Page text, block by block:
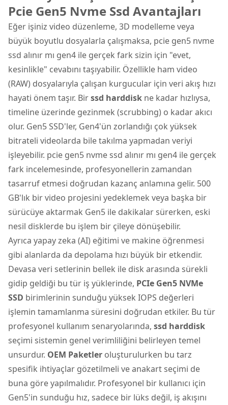
Pcie Gen5 Nvme Ssd Avantajları
Eğer işiniz video düzenleme, 3D modelleme veya
büyük boyutlu dosyalarla çalışmaksa, pcie gen5 nvme
ssd alınır mı gen4 ile gerçek fark sizin için "evet,
kesinlikle" cevabını taşıyabilir. Özellikle ham video
(RAW) dosyalarıyla çalışan kurgucular için veri akış hızı
hayati önem taşır. Birssd harddisk ne kadar hızlıysa,
timeline üzerinde gezinmek (scrubbing) o kadar akıcı
olur. Gen5 SSD'ler, Gen4'ün zorlandığı çok yüksek
bitrateli videolarda bile takılma yapmadan veriyi
işleyebilir. pcie gen5 nvme ssd alınır mı gen4 ile gerçek
fark incelemesinde, profesyonellerin zamandan
tasarruf etmesi doğrudan kazanç anlamına gelir. 500
GB'lık bir video projesini yedeklemek veya başka bir
sürücüye aktarmak Gen5 ile dakikalar sürerken, eski
nesil disklerde bu işlem bir çileye dönüşebilir.
Ayrıca yapay zeka (AI) eğitimi ve makine öğrenmesi
gibi alanlarda da depolama hızı büyük bir etkendir.
Devasa veri setlerinin bellek ile disk arasında sürekli
gidip geldiği bu tür iş yüklerinde, PCIe Gen5 NVMe
SSD birimlerinin sunduğu yüksek IOPS değerleri
işlemin tamamlanma süresini doğrudan etkiler. Bu tür
profesyonel kullanım senaryolarında, ssd harddisk
seçimi sistemin genel verimliliğini belirleyen temel
unsurdur. OEM Paketler oluşturulurken bu tarz
spesifik ihtiyaçlar gözetilmeli ve anakart seçimi de
buna göre yapılmalıdır. Profesyonel bir kullanıcı için
Gen5'in sunduğu hız, sadece bir lüks değil, iş akışını